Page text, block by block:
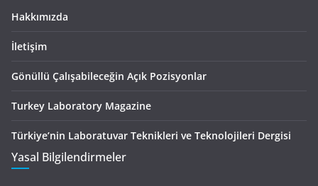
Hakkımızda
İletişim
Gönüllü Çalışabileceğin Açık Pozisyonlar
Turkey Laboratory Magazine
Türkiye’nin Laboratuvar Teknikleri ve Teknolojileri Dergisi
Yasal Bilgilendirmeler